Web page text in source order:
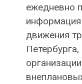
ежедневно
информация
движения